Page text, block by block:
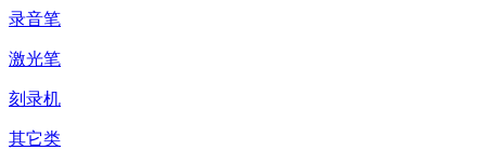
录音笔
激光笔
刻录机
其它类